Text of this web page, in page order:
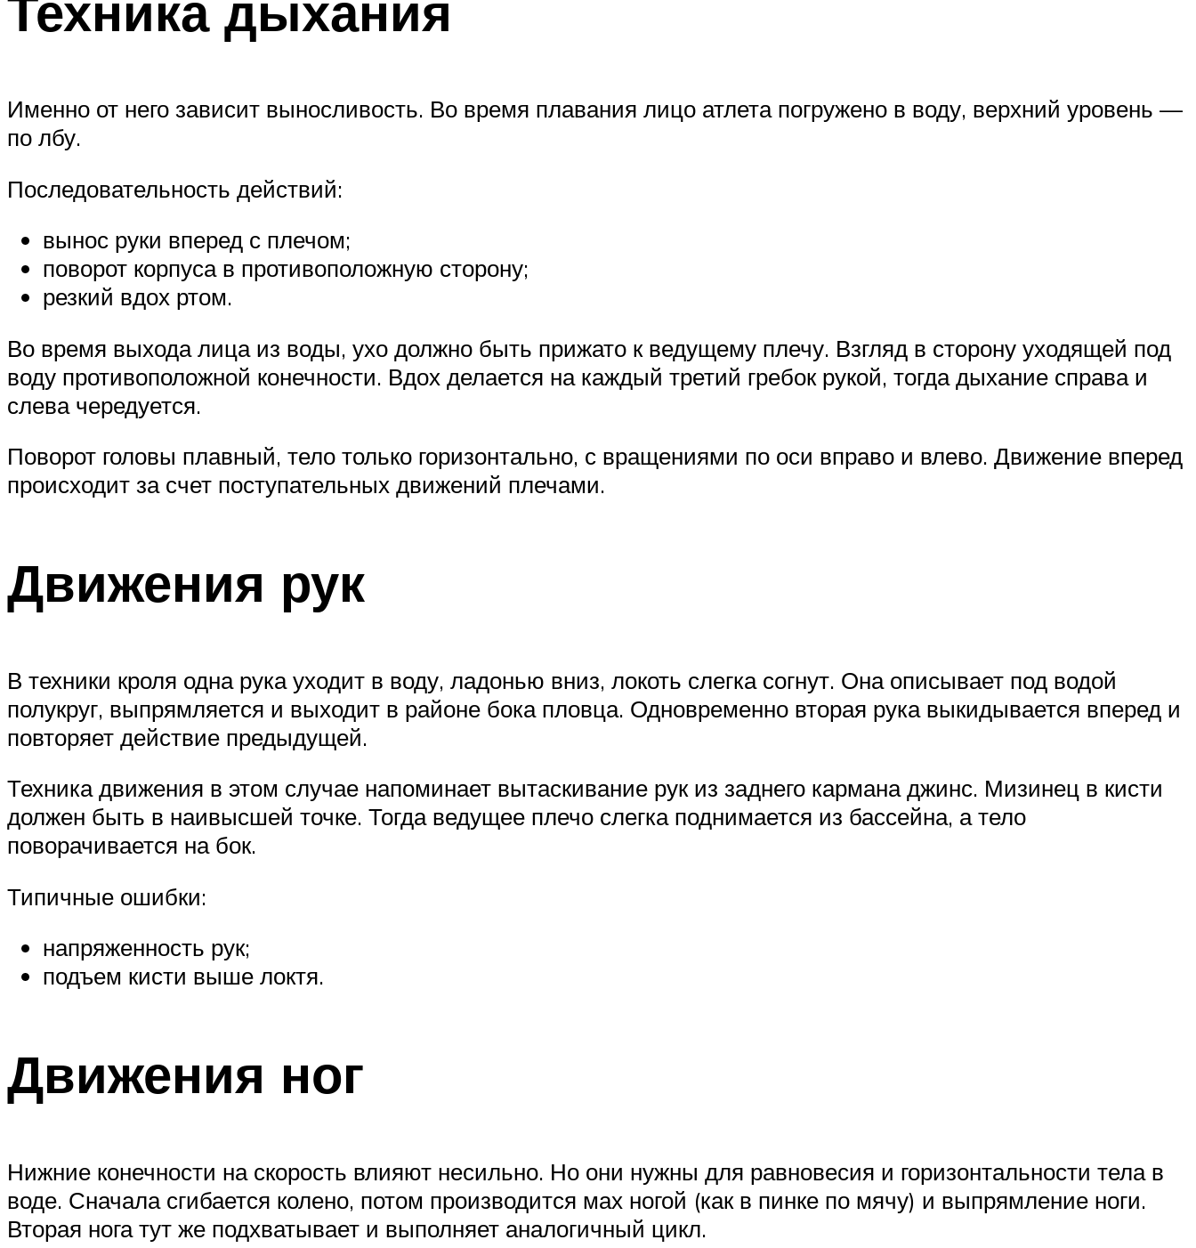
Именно от него зависит выносливость. Во время плавания лицо атлета погружено в воду, верхний уровень —
по лбу.
Последовательность действий:
вынос руки вперед с плечом;
поворот корпуса в противоположную сторону;
резкий вдох ртом.
Во время выхода лица из воды, ухо должно быть прижато к ведущему плечу. Взгляд в сторону уходящей под
воду противоположной конечности. Вдох делается на каждый третий гребок рукой, тогда дыхание справа и
слева чередуется.
Поворот головы плавный, тело только горизонтально, с вращениями по оси вправо и влево. Движение вперед
происходит за счет поступательных движений плечами.
Движения рук
В техники кроля одна рука уходит в воду, ладонью вниз, локоть слегка согнут. Она описывает под водой
полукруг, выпрямляется и выходит в районе бока пловца. Одновременно вторая рука выкидывается вперед и
повторяет действие предыдущей.
Техника движения в этом случае напоминает вытаскивание рук из заднего кармана джинс. Мизинец в кисти
должен быть в наивысшей точке. Тогда ведущее плечо слегка поднимается из бассейна, а тело
поворачивается на бок.
Типичные ошибки:
напряженность рук;
подъем кисти выше локтя.
Движения ног
Нижние конечности на скорость влияют несильно. Но они нужны для равновесия и горизонтальности тела в
воде. Сначала сгибается колено, потом производится мах ногой (как в пинке по мячу) и выпрямление ноги.
Вторая нога тут же подхватывает и выполняет аналогичный цикл.